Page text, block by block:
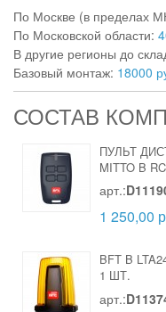
По Москве (в пределах
По Московской области:
В другие регионы до
Базовый монтаж: 18000
СОСТАВ
ПУЛЬТ
MITTO B
арт.:
1 250,00
BFT B
1 ШТ.
арт.: